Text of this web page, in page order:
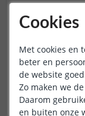
Solar
Met los
OP VOORRAAD
IN
Cookies
Met cookies en
beter en
de website
Zo maken we
Daarom
en buiten onze